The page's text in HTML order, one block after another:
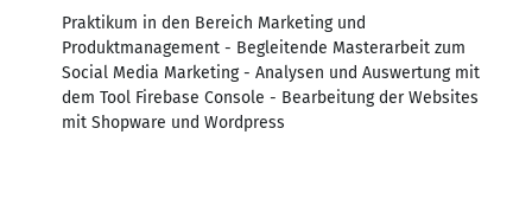
Praktikum in den Bereich Marketing und
Produktmanagement - Begleitende Masterarbeit zum
Social Media Marketing - Analysen und Auswertung mit
dem Tool Firebase Console - Bearbeitung der Websites
mit Shopware und Wordpress